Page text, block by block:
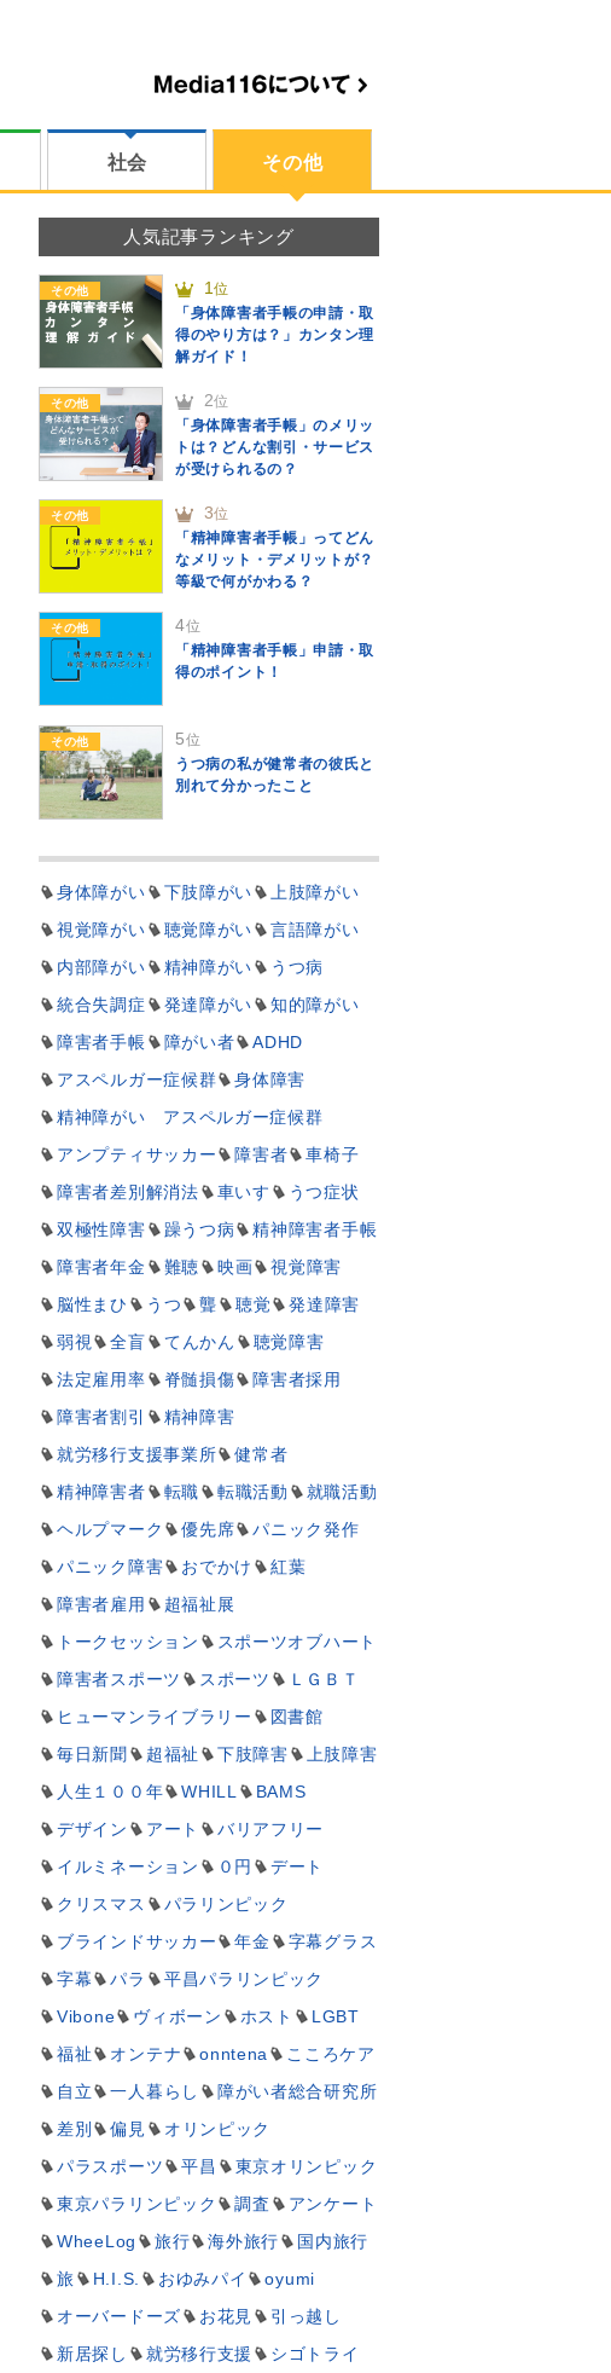
社会 その他
人気記事ランキング
その他 1位
「身体障害者手帳の申請・取
得のやり方は？」カンタン理
解ガイド！
その他 2位
「身体障害者手帳」のメリッ
トは？どんな割引・サービス
が受けられるの？
その他 3位
「精神障害者手帳」ってどん
なメリット・デメリットが？
等級で何がかわる？
その他 4位
「精神障害者手帳」申請・取
得のポイント！
その他 5位
うつ病の私が健常者の彼氏と
別れて分かったこと
身体障がい 下肢障がい
上肢障がい
視覚障がい
聴覚障がい
言語障がい
内部障がい
精神障がい
うつ病
統合失調症
発達障がい
知的障がい
障害者手帳
障がい者
ADHD
アスペルガー症候群
身体障害
精神障がい アスペルガー症候群
アンプティサッカー
障害者
車椅子
障害者差別解消法
車いす
うつ症状
双極性障害
躁うつ病
精神障害者手帳
障害者年金
難聴 映画
視覚障害
脳性まひ
うつ 聾 聴覚
発達障害
弱視
全盲 てんかん
聴覚障害
法定雇用率
脊髄損傷
障害者採用
障害者割引
精神障害
就労移行支援事業所
健常者
精神障害者
転職 転職活動
就職活動
ヘルプマーク
優先席
パニック発作
パニック障害
おでかけ
紅葉
障害者雇用
超福祉展
トークセッション
スポーツオブハート
障害者スポーツ
スポーツ
ＬＧＢＴ
ヒューマンライブラリー
図書館
毎日新聞
超福祉 下肢障害
上肢障害
人生１００年
WHILL
BAMS
デザイン
アート
バリアフリー
イルミネーション
０円
デート
クリスマス
パラリンピック
ブラインドサッカー
年金
字幕グラス
字幕
パラ
平昌パラリンピック
Vibone
ヴィボーン ホスト
LGBT
福祉
オンテナ onntena
こころケア
自立
一人暮らし
障がい者総合研究所
差別
偏見
オリンピック
パラスポーツ
平昌
東京オリンピック
東京パラリンピック
調査
アンケート
WheeLog
旅行 海外旅行
国内旅行
旅
H.I.S. おゆみパイ
oyumi
オーバードーズ
お花見
引っ越し
新居探し
就労移行支援
シゴトライ